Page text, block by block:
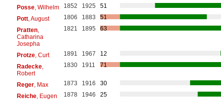
Posse, Wilhelm 1852 1925
51
Pott, August 1806 1883
51
Pratten,
Catharina
Josepha
1821 1895 63
Protze, Curt 1891 1967
12
Radecke,
Robert
1830 1911 71
Reger, Max 1873 1916
30
Reiche, Eugen 1878 1946
25